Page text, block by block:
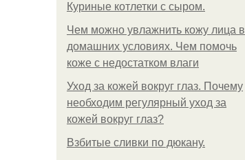
Куриные котлетки с сыром.
Чем можно увлажнить кожу лица в
домашних условиях. Чем помочь
коже с недостатком влаги
Уход за кожей вокруг глаз. Почему
необходим регулярный уход за
кожей вокруг глаз?
Взбитые сливки по дюкану.